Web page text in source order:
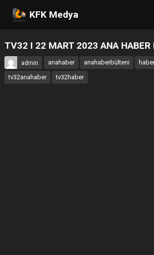
KFK Medya
TV32 I 22 MART 2023 ANA HABER
admin anahaber anahaberbülteni
tv32anahaber
tv32haber